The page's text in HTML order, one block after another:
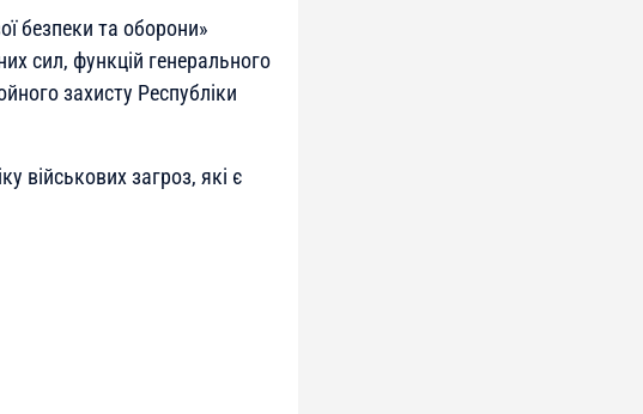
безпеки та оборони»
сил, функцій генерального
захисту Республіки
військових загроз, які є